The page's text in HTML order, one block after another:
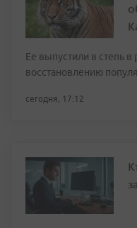
Ее выпустили в степь
восстановлению
сегодня, 17:12